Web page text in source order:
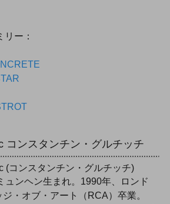
ー：
ンスタンチン・グルチッチ
ュンヘン生まれ。1990年、ロンド
・オブ・アート（RCA）卒業。